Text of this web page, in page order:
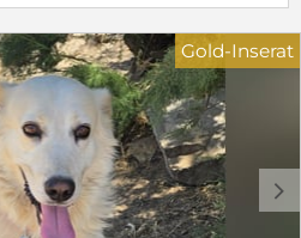
d
Gold-Inserat